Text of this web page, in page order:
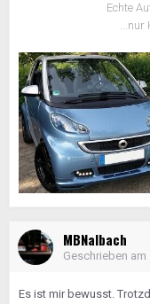
Echte
...nur
MBNalbach
Geschrieben am
Es ist mir bewusst.